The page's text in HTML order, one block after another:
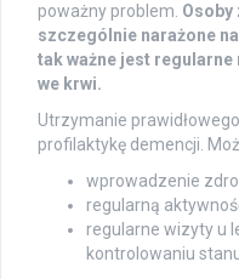
poważny problem. Osoby
szczególnie narażone
tak ważne jest
we krwi.
Utrzymanie
profilaktykę demencji.
wprowadzenie
regularną
regularne wizyty u
kontrolowaniu